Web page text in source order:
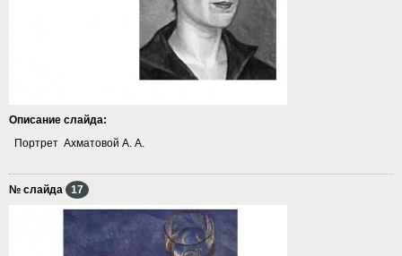
Описание слайда:
Портрет Ахматовой А. А.
№ слайда 17